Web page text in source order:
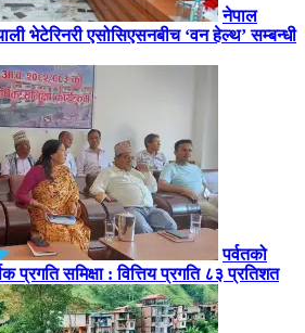
नेपाल
भेटेरिनरी एसोसिएसनबीच ‘वन हेल्थ’ सम्बन्धी
पर्वतको
प्रगति समिक्षा : वित्तिय प्रगति ८३ प्रतिशत